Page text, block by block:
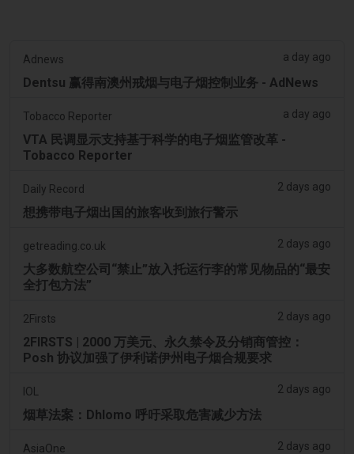
Adnews a day ago
Dentsu 赢得南澳州戒烟与电子烟控制业务 - AdNews
Tobacco Reporter a day ago
VTA 民调显示支持基于科学的电子烟监管改革 -
Tobacco Reporter
Daily Record 2 days ago
想携带电子烟出国的旅客收到旅行警示
getreading.co.uk 2 days ago
大多数航空公司“禁止”放入托运行李的常见物品的“最安
全打包方法”
2Firsts 2 days ago
2FIRSTS | 2000 万美元、永久禁令及分销商管控：
Posh 协议加强了伊利诺伊州电子烟合规要求
IOL 2 days ago
烟草法案：Dhlomo 呼吁采取危害减少方法
AsiaOne 2 days ago